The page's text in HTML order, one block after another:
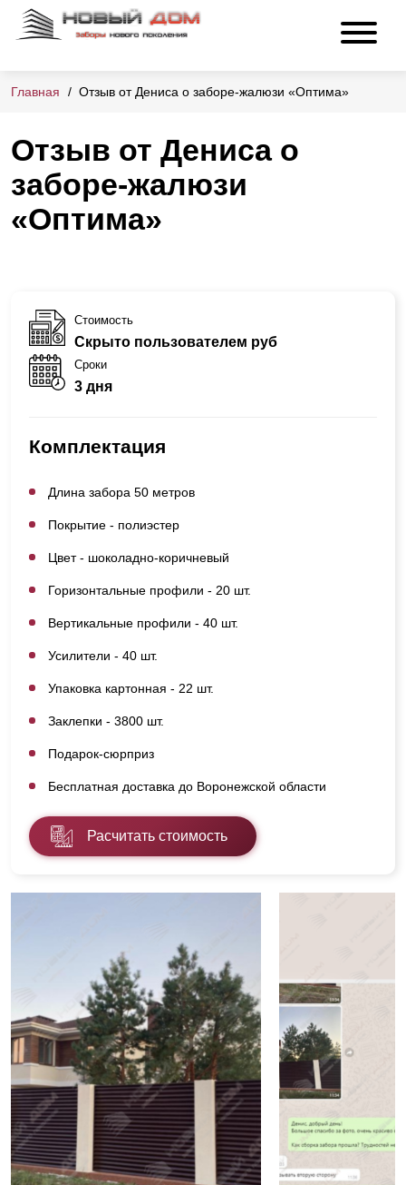
Главная Отзыв от Дениса о заборе-жалюзи «Оптима»
Отзыв от Дениса о
заборе-жалюзи
«Оптима»
Стоимость
Скрыто пользователем руб
Сроки
3 дня
Комплектация
Длина забора 50 метров
Покрытие - полиэстер
Цвет - шоколадно-коричневый
Горизонтальные профили - 20 шт.
Вертикальные профили - 40 шт.
Усилители - 40 шт.
Упаковка картонная - 22 шт.
Заклепки - 3800 шт.
Подарок-сюрприз
Бесплатная доставка до Воронежской области
Расчитать стоимость